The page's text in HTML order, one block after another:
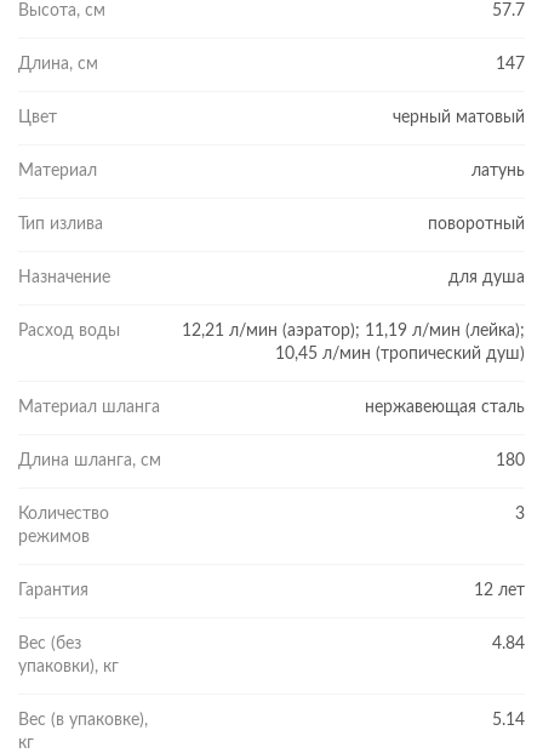
Высота, см 57.7
Длина, см 147
Цвет черный матовый
Материал латунь
Тип излива поворотный
Назначение для душа
Расход воды
12,21 л/мин (аэратор); 11,19 л/мин (лейка);
10,45 л/мин (тропический душ)
Материал шланга нержавеющая сталь
Длина шланга, см 180
Количество
режимов
3
Гарантия 12 лет
Вес (без
упаковки), кг
4.84
Вес (в упаковке),
кг
5.14